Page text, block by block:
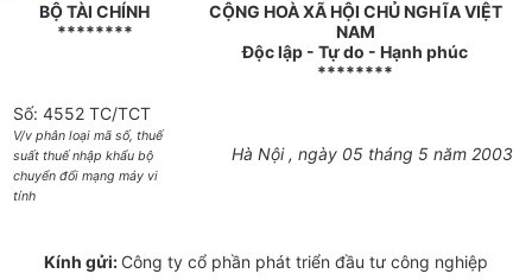
BỘ TÀI CHÍNH
********
CỘNG HOÀ XÃ HỘI CHỦ NGHĨA VIỆT
NAM
Độc lập - Tự do - Hạnh phúc
********
Số: 4552 TC/TCT
V/v phân loại mã số, thuế
suất thuế nhập khẩu bộ
chuyển đổi mạng máy vi
tính
Hà Nội , ngày 05 tháng 5 năm 2003
Kính gửi: Công ty cổ phần phát triển đầu tư công nghiệp